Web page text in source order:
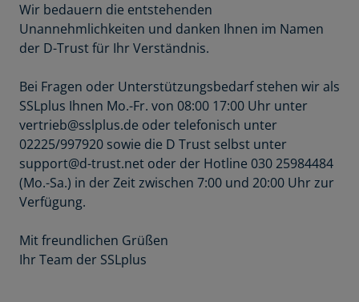
Wir bedauern die entstehenden
Unannehmlichkeiten und danken Ihnen im Namen
der D-Trust für Ihr Verständnis.
Bei Fragen oder Unterstützungsbedarf stehen wir als
SSLplus Ihnen Mo.-Fr. von 08:00 17:00 Uhr unter
vertrieb@sslplus.de oder telefonisch unter
02225/997920 sowie die D Trust selbst unter
support@d-trust.net oder der Hotline 030 25984484
(Mo.-Sa.) in der Zeit zwischen 7:00 und 20:00 Uhr zur
Verfügung.
Mit freundlichen Grüßen
Ihr Team der SSLplus